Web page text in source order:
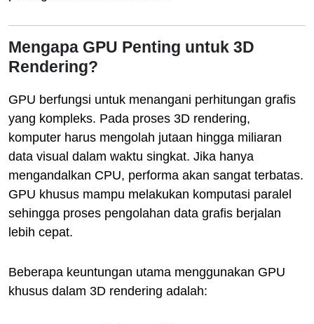
Mengapa GPU Penting untuk 3D
Rendering?
GPU berfungsi untuk menangani perhitungan grafis
yang kompleks. Pada proses 3D rendering,
komputer harus mengolah jutaan hingga miliaran
data visual dalam waktu singkat. Jika hanya
mengandalkan CPU, performa akan sangat terbatas.
GPU khusus mampu melakukan komputasi paralel
sehingga proses pengolahan data grafis berjalan
lebih cepat.
Beberapa keuntungan utama menggunakan GPU
khusus dalam 3D rendering adalah: